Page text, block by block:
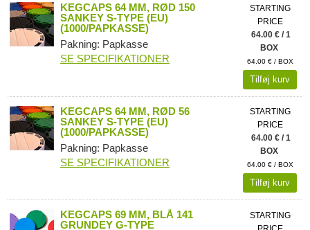
KEGCAPS 64 MM, RØD 150
SANKEY S-TYPE (EU)
(1000/PAPKASSE)
Pakning: Papkasse
SE SPECIFIKATIONER
STARTING
PRICE
64.00 € / 1
BOX
64.00 € / BOX
Tilføj kurv
KEGCAPS 64 MM, RØD 56
SANKEY S-TYPE (EU)
(1000/PAPKASSE)
Pakning: Papkasse
SE SPECIFIKATIONER
STARTING
PRICE
64.00 € / 1
BOX
64.00 € / BOX
Tilføj kurv
KEGCAPS 69 MM, BLÅ 141
GRUNDEY G-TYPE
STARTING